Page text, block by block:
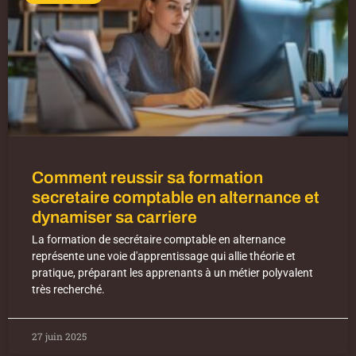
Comment reussir sa formation
secretaire comptable en alternance et
dynamiser sa carriere
La formation de secrétaire comptable en alternance
représente une voie d'apprentissage qui allie théorie et
pratique, préparant les apprenants à un métier polyvalent
très recherché.
27 juin 2025